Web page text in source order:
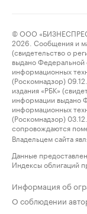
© ООО
2026. Сообщения и
(свидетельство о
выдано Федеральной
информационных
(Роскомнадзор)
издания «РБК»
информации выдано
информационных
(Роскомнадзор)
сопровождаются
Владельцем сайта
Данные
Индексы облигаций
Информация об
О соблюдении